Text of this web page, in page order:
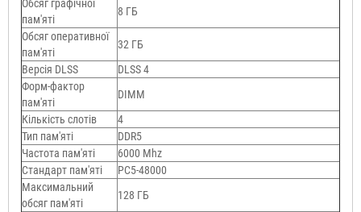
Обсяг графічної
пам'яті
8 ГБ
Обсяг оперативної
пам'яті
32 ГБ
Версія DLSS
DLSS 4
Форм-фактор
пам'яті
DIMM
Кількість слотів
4
Тип пам'яті
DDR5
Частота пам'яті
6000 Mhz
Стандарт пам'яті
PC5-48000
Максимальний
обсяг пам'яті
128 ГБ